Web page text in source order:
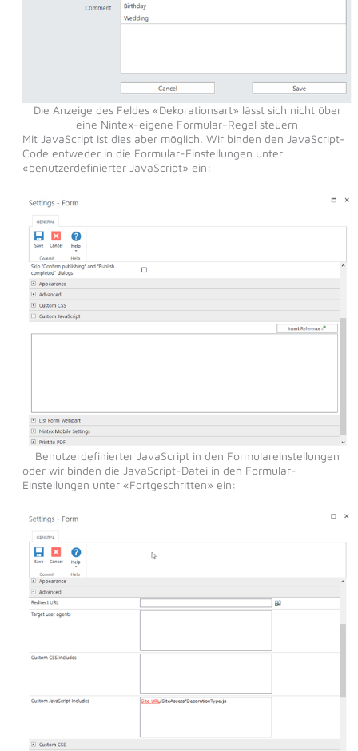
Die Anzeige des Feldes «Dekorationsart» lässt sich nicht über
eine Nintex-eigene Formular-Regel steuern
Mit JavaScript ist dies aber möglich. Wir binden den JavaScript-
Code entweder in die Formular-Einstellungen unter
«benutzerdefinierter JavaScript» ein:
Benutzerdefinierter JavaScript in den Formulareinstellungen
oder wir binden die JavaScript-Datei in den Formular-
Einstellungen unter «Fortgeschritten» ein: